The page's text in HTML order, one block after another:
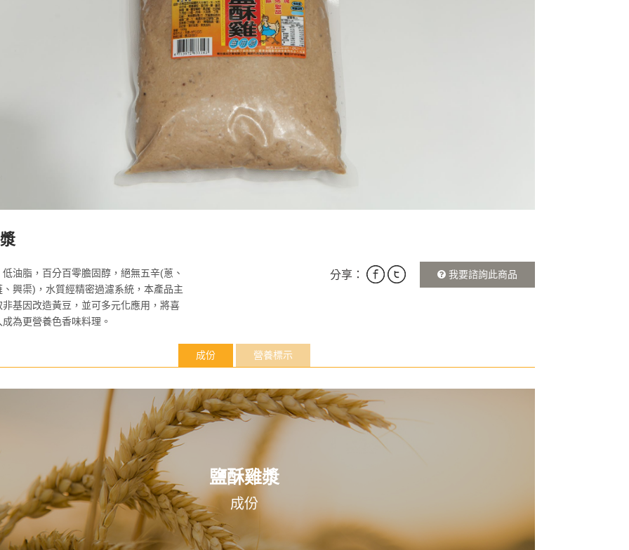
油脂，百分百零膽固醇，絕無五辛(蔥、
興渠)，水質經精密過濾系統，本產品主
基因改造黃豆，並可多元化應用，將喜
為更營養色香味料理。
分享： 我要諮詢此商品
成份 營養標示
鹽酥雞漿
成份
MORE >煙燻魚蛋